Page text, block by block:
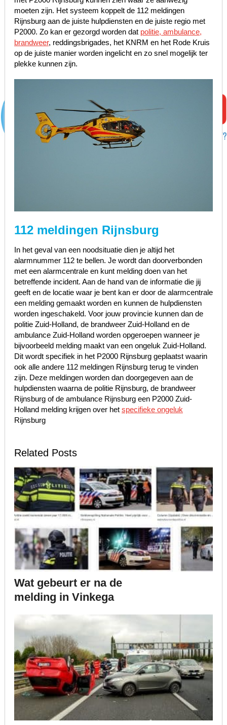
moeten zijn. Het systeem koppelt de 112 meldingen
Rijnsburg aan de juiste hulpdiensten en de juiste regio met
P2000. Zo kan er gezorgd worden dat politie, ambulance,
brandweer, reddingsbrigades, het KNRM en het Rode Kruis
op de juiste manier worden ingelicht en zo snel mogelijk ter
plekke kunnen zijn.
112 meldingen Rijnsburg
In het geval van een noodsituatie dien je altijd het
alarmnummer 112 te bellen. Je wordt dan doorverbonden
met een alarmcentrale en kunt melding doen van het
betreffende incident. Aan de hand van de informatie die jij
geeft en de locatie waar je bent kan er door de alarmcentrale
een melding gemaakt worden en kunnen de hulpdiensten
worden ingeschakeld. Voor jouw provincie kunnen dan de
politie Zuid-Holland, de brandweer Zuid-Holland en de
ambulance Zuid-Holland worden opgeroepen wanneer je
bijvoorbeeld melding maakt van een ongeluk Zuid-Holland.
Dit wordt specifiek in het P2000 Rijnsburg geplaatst waarin
ook alle andere 112 meldingen Rijnsburg terug te vinden
zijn. Deze meldingen worden dan doorgegeven aan de
hulpdiensten waarna de politie Rijnsburg, de brandweer
Rijnsburg of de ambulance Rijnsburg een P2000 Zuid-
Holland melding krijgen over het specifieke ongeluk
Rijnsburg
Related Posts
Wat gebeurt er na de
melding in Vinkega